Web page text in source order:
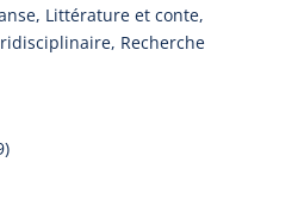
Littérature et conte,
Recherche